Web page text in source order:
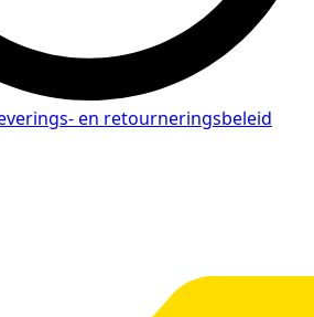
en retourneringsbeleid